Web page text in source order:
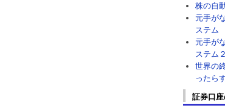
株の自
元手が
ステム
元手が
ステム２
世界の
ったら
証券口